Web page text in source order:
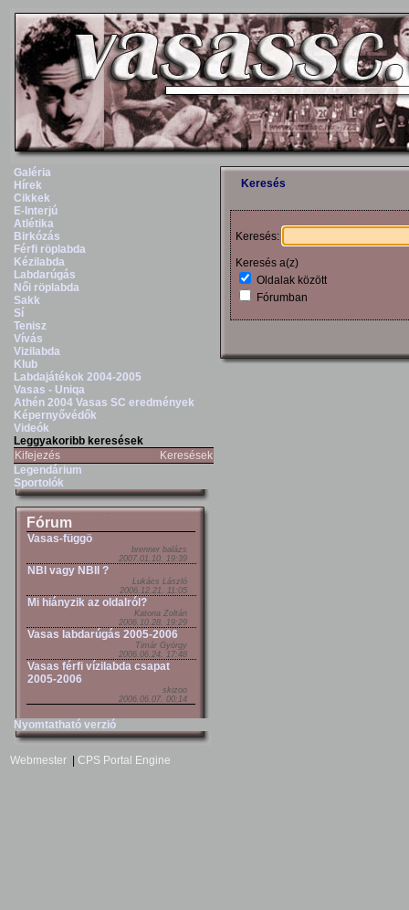
Galéria
Hírek
Cikkek
E-Interjú
Atlétika
Birkózás
Férfi röplabda
Kézilabda
Labdarúgás
Női röplabda
Sakk
Sí
Tenisz
Vívás
Vizilabda
Klub
Labdajátékok 2004-2005
Vasas - Uniqa
Athén 2004 Vasas SC eredmények
Képernyővédők
Videók
Leggyakoribb keresések
Kifejezés
Keresések
Legendárium
Sportolók
Fórum
Vasas-függö
brenner balázs
2007.01.10. 19:39
NBI vagy NBII ?
Lukács László
2006.12.21. 11:05
Mi hiányzik az oldalról?
Katona Zoltán
2006.10.28. 19:29
Vasas labdarúgás 2005-2006
Timár György
2006.06.24. 17:48
Vasas férfi vízilabda csapat
2005-2006
skizoo
2006.06.07. 00:14
Nyomtatható verzió
Keresés
Keresés:
Keresés a(z)
Oldalak között
Fórumban
Webmester CPS Portal Engine